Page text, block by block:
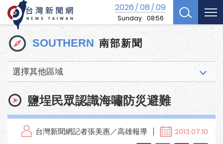
2026/08/09
Sunday 08:56
SOUTHERN 南部新聞
選擇其他區域
鹽埕民眾認識海嘯防災避難
台灣新聞網記者張美惠／高雄報導 2013.07.10